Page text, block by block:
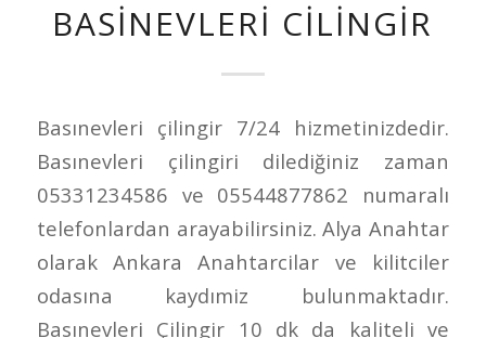
BASINEVLERI CILINGIR
Basınevleri çilingir 7/24 hizmetinizdedir.
Basınevleri çilingiri dilediğiniz zaman
05331234586 ve 05544877862 numaralı
telefonlardan arayabilirsiniz. Alya Anahtar
olarak Ankara Anahtarcilar ve kilitciler
odasına kaydımiz bulunmaktadır.
Basınevleri Çilingir 10 dk da kaliteli ve